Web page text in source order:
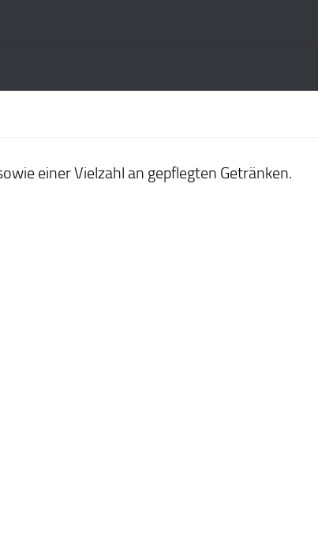
einer Vielzahl an gepflegten Getränken.